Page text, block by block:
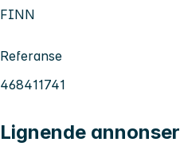
FINN
Referanse
468411741
Lignende annonser